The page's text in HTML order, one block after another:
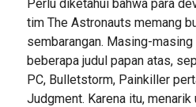
Perlu diketahui bahwa para
tim The Astronauts memang
sembarangan. Masing-
beberapa judul papan atas,
PC, Bulletstorm, Painkiller
Judgment. Karena itu,